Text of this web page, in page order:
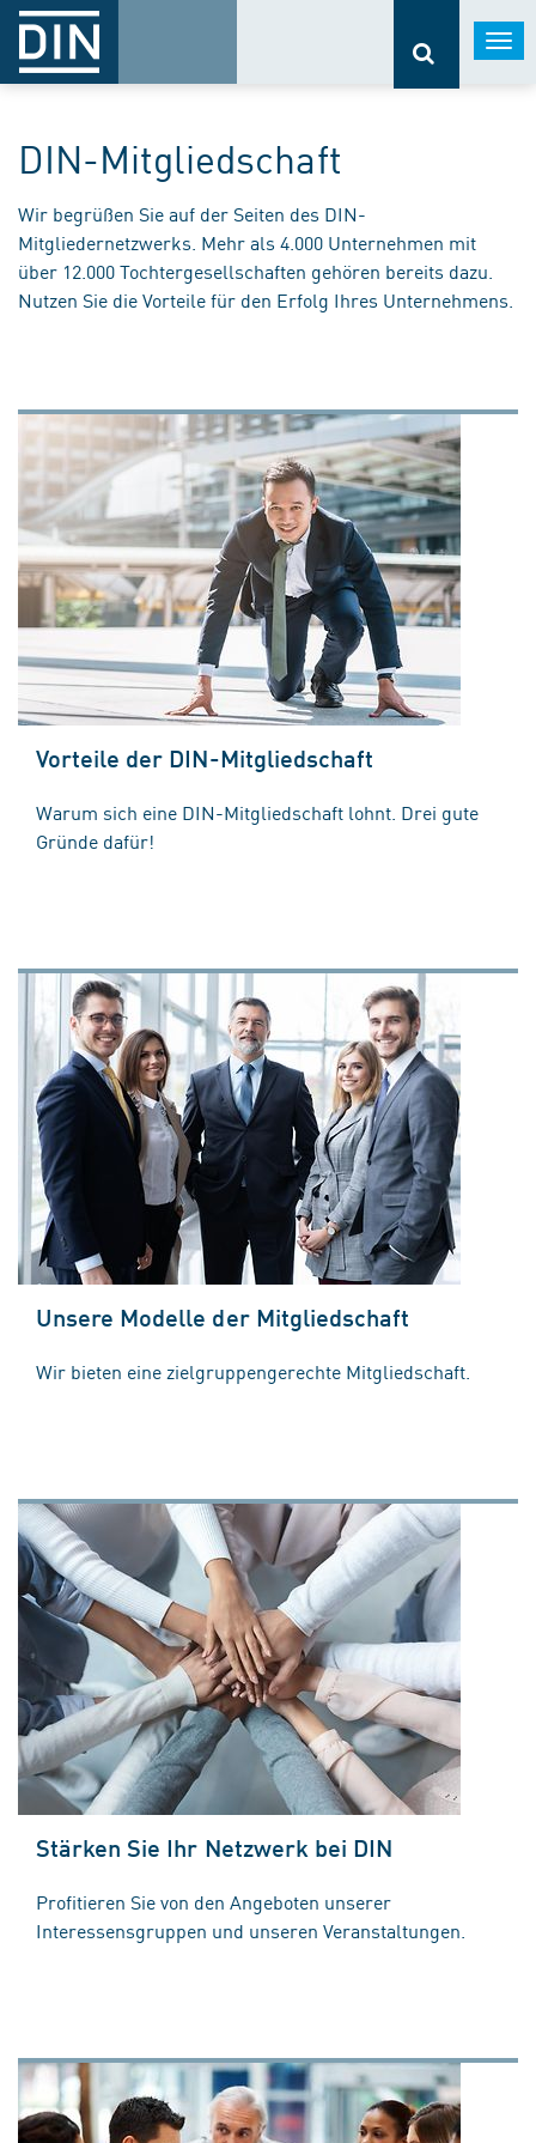
DIN-Mitgliedschaft
Wir begrüßen Sie auf der Seiten des DIN-
Mitgliedernetzwerks. Mehr als 4.000 Unternehmen mit
über 12.000 Tochtergesellschaften gehören bereits dazu.
Nutzen Sie die Vorteile für den Erfolg Ihres Unternehmens.
Vorteile der DIN-Mitgliedschaft
Warum sich eine DIN-Mitgliedschaft lohnt. Drei gute
Gründe dafür!
Unsere Modelle der Mitgliedschaft
Wir bieten eine zielgruppengerechte Mitgliedschaft.
Stärken Sie Ihr Netzwerk bei DIN
Profitieren Sie von den Angeboten unserer
Interessensgruppen und unseren Veranstaltungen.